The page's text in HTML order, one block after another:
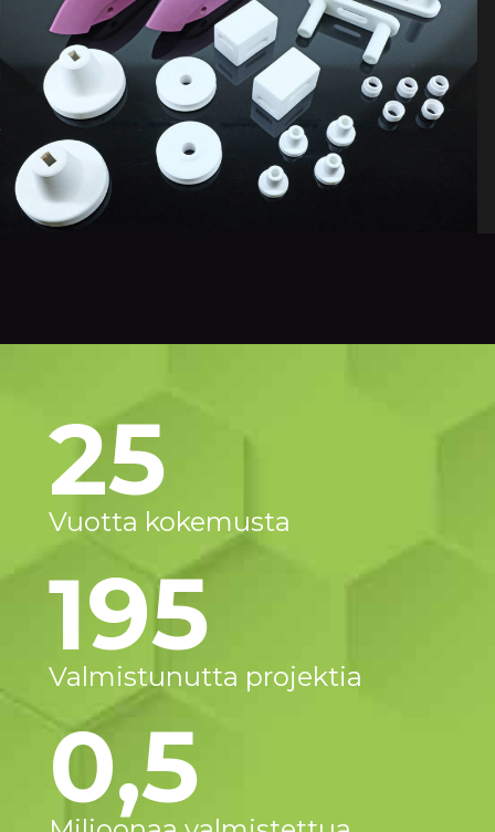
25
Vuotta kokemusta
195
Valmistunutta projektia
0,5